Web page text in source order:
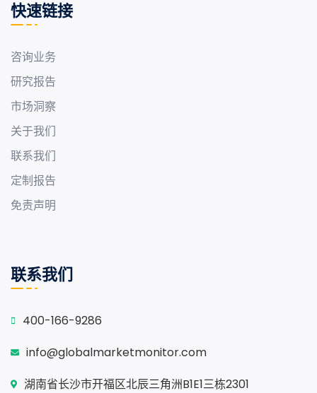
快速链接
咨询业务
研究报告
市场洞察
关于我们
联系我们
定制报告
免责声明
联系我们
400-166-9286
info@globalmarketmonitor.com
湖南省长沙市开福区北辰三角洲B1E1三栋2301